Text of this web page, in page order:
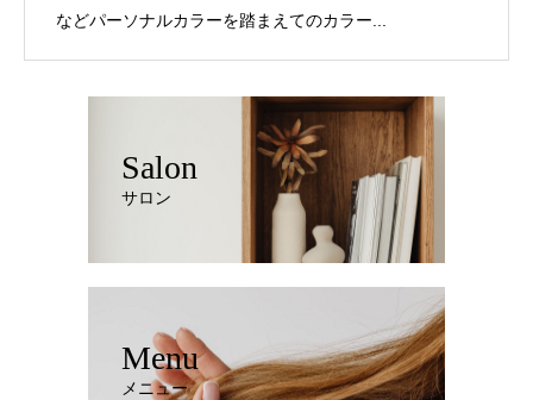
などパーソナルカラーを踏まえてのカラー...
Salon
サロン
Menu
メニュー